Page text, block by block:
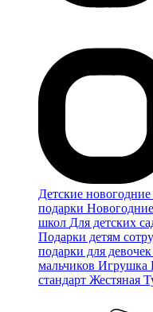
Детские
подарки
школ Для детских
Подарки детям
подарки для девочек
мальчиков Игрушка
стандарт Жестяная